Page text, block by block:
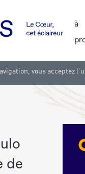
vous acceptez
à
de